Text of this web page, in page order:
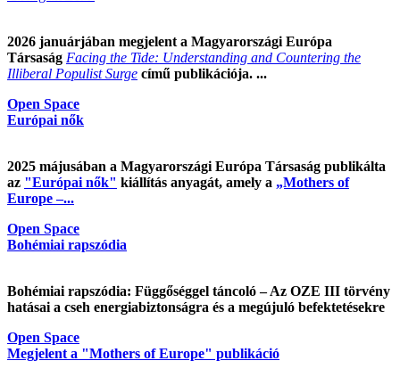
2026 januárjában megjelent a Magyarországi Európa
Társaság Facing the Tide: Understanding and Countering the
Illiberal Populist Surge című publikációja. ...
Open Space
Európai nők
2025 májusában a Magyarországi Európa Társaság publikálta
az "Európai nők" kiállítás anyagát, amely a „Mothers of
Europe –...
Open Space
Bohémiai rapszódia
Bohémiai rapszódia: Függőséggel táncoló – Az OZE III törvény
hatásai a cseh energiabiztonságra és a megújuló befektetésekre
Open Space
Megjelent a "Mothers of Europe" publikáció